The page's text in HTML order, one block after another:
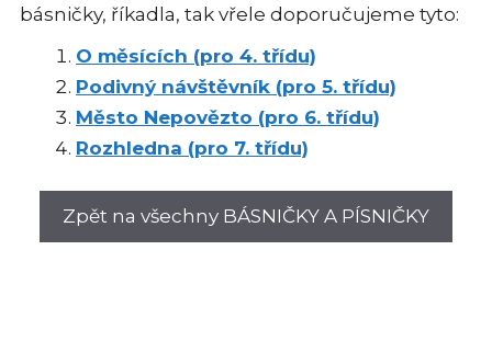
básničky, říkadla, tak vřele doporučujeme tyto:
O měsících (pro 4. třídu)
Podivný návštěvník (pro 5. třídu)
Město Nepovězto (pro 6. třídu)
Rozhledna (pro 7. třídu)
Zpět na všechny BÁSNIČKY A PÍSNIČKY